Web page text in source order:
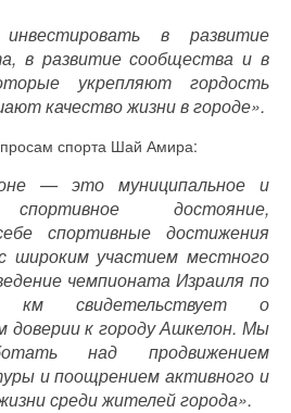
в развитие
в развитие сообщества и в
укрепляют гордость
качество жизни в городе».
спорта Шай Амира:
— это муниципальное и
спортивное достояние,
спортивные достижения
широким участием местного
чемпионата Израиля по
свидетельствует о
доверии к городу Ашкелон. Мы
над продвижением
и поощрением активного и
среди жителей города».